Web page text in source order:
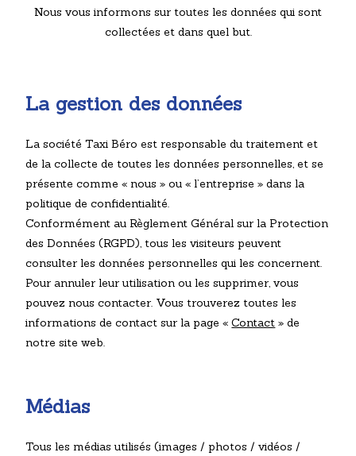
Nous vous informons sur toutes les données qui sont
collectées et dans quel but.
La gestion des données
La société Taxi Béro est responsable du traitement et
de la collecte de toutes les données personnelles, et se
présente comme « nous » ou « l’entreprise » dans la
politique de confidentialité.
Conformément au Règlement Général sur la Protection
des Données (RGPD), tous les visiteurs peuvent
consulter les données personnelles qui les concernent.
Pour annuler leur utilisation ou les supprimer, vous
pouvez nous contacter. Vous trouverez toutes les
informations de contact sur la page «Contact » de
notre site web.
Médias
Tous les médias utilisés (images / photos / vidéos /